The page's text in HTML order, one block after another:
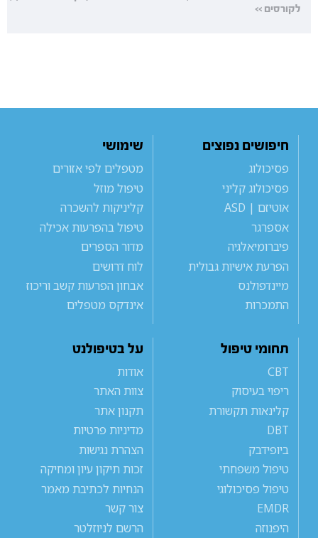
לקורסים >>
חיפושים נפוצים
פסיכולוג
פסיכולוג קליני
אוטיזם | ASD
אספרגר
פיברומיאלגיה
הפרעת אישיות גבולית
מיינדפולנס
התמכרות
שימושי
מטפלים לפי אזורים
טיפול מוזל
קליניקות להשכרה
טיפול בהפרעות אכילה
מדור הספרים
לוח דרושים
אבחון הפרעות קשב וריכוז
אינדקס מטפלים
תחומי טיפול
CBT
ריפוי בעיסוק
קלינאות תקשורת
DBT
ביופידבק
טיפול משפחתי
טיפול פסיכולוגי
EMDR
היפנוזה
על בטיפולנט
אודות
צוות האתר
תקנון אתר
מדיניות פרטיות
הצהרת נגישות
זכות תיקון עיון ומחיקה
הנחיות לכתיבת מאמר
צור קשר
הרשם לניוזלטר